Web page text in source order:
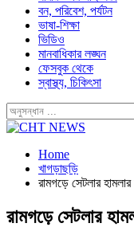
বন, পরিবেশ, পর্যটন
ভাষা-শিক্ষা
ভিডিও
মানবাধিকার লঙ্ঘন
ফেসবুক থেকে
স্বাস্থ্য, চিকিৎসা
Home
খাগড়াছড়ি
রামগড়ে সেটলার
রামগড়ে সেটলার